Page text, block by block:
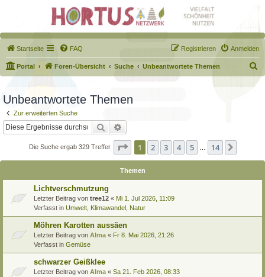
Startseite FAQ Anmelden
Registrieren
Portal Foren-Übersicht Suche Unbeantwortete Themen
u
Unbeantwortete Themen
Zur erweiterten Suche
Suche
Die Suche ergab 329 Treffer Seite 1von 14
1 2 3 4 5 14
Themen
Lichtverschmutzung
Letzter Beitrag von tree12 « Mi 1. Jul 2026, 11:09
Verfasst in Umwelt, Klimawandel, Natur
Möhren Karotten aussäen
Letzter Beitrag von Alma « Fr 8. Mai 2026, 21:26
Verfasst in Gemüse
schwarzer Geißklee
Letzter Beitrag von Alma « Sa 21. Feb 2026, 08:33